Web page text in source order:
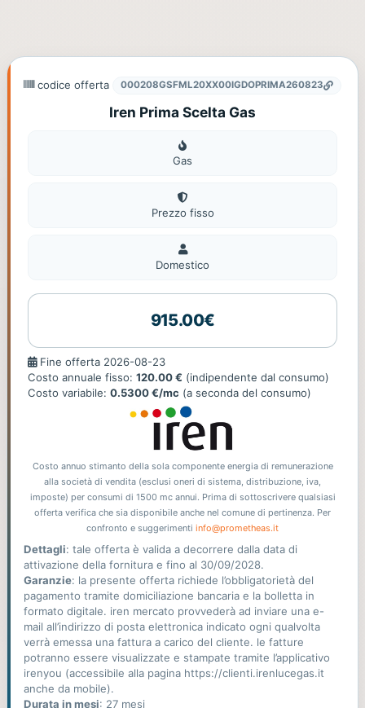
codice offerta 000208GSFML20XX00IGDOPRIMA260823
Iren Prima Scelta Gas
Gas
Gas
Prezzo fisso
Domestico
Domestico
915.00€
Fine
offerta
Fine offerta 2026-08-23
Costo annuale fisso: 120.00 € (indipendente dal consumo)
Costo variabile: 0.5300 €/mc (a seconda del consumo)
Costo annuo stimanto della sola componente energia di remunerazione
alla società di vendita (esclusi oneri di sistema, distribuzione, iva,
imposte) per consumi di 1500 mc annui. Prima di sottoscrivere qualsiasi
offerta verifica che sia disponibile anche nel comune di pertinenza. Per
confronto e suggerimenti info@prometheas.it
Dettagli: tale offerta è valida a decorrere dalla data di
attivazione della fornitura e fino al 30/09/2028.
Garanzie: la presente offerta richiede l’obbligatorietà del
pagamento tramite domiciliazione bancaria e la bolletta in
formato digitale. iren mercato provvederà ad inviare una e-
mail all’indirizzo di posta elettronica indicato ogni qualvolta
verrà emessa una fattura a carico del cliente. le fatture
potranno essere visualizzate e stampate tramite l’applicativo
irenyou (accessibile alla pagina https://clienti.irenlucegas.it
anche da mobile).
Durata in mesi: 27 mesi